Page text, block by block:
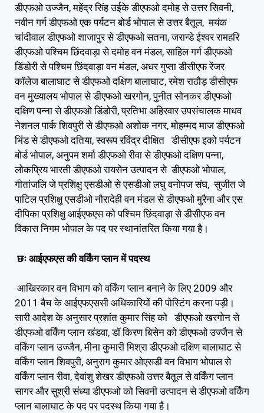
डीएफओ उज्जैन, महेंद्र सिंह उईके डीएफओ दमोह से उत्तर सिवनी,
नवीन गर्ग डीएफओ एक पर्यटन बोर्ड भोपाल से उत्तर बैतूल, मयंक
चांदीवाल डीएफओ शाजापुर से डीएफओ सतना, जरान्डे ईश्वर रामहरि
डीएफओ पश्चिम छिंदवाड़ा से दमोह वन मंडल, साहिल गर्ग डीएफओ
डिंडोरी से पश्चिम छिंदवाड़ा वन मंडल, अधर गुप्ता डीसीएफ रेंजर
कॉलेज बालाघाट से डीएफओ दक्षिण बालाघाट, रमेश राठौड़ डीसीएफ
वन मुख्यालय भोपाल से डीएफओ खरगोन, पुनीत सोनकर डीएफओ
दक्षिण पन्ना से डीएफओ डिंडोरी, प्रतिभा अहिरवार उपसंचालक माधव
नेशनल पार्क शिवपुरी से डीएफओ अशोक नगर, मोहम्मद माज डीएफओ
भिंड से डीएफओ दतिया, स्वरूप रविंद्र दीक्षित डीसीएफ इको पर्यटन
बोर्ड भोपाल, अनुपम शर्मा डीएफओ रीवा से डीएफओ दक्षिण पन्ना,
लोकप्रिय भारती डीएफओ रायसेन उत्पादन से डीएफओ भोपाल,
गीतांजलि जे प्रशिक्षु एसडीओ से एसडीओ लघु वनोपज संघ, सुजीत जे
पाटिल प्रशिक्षु एसडीओ नौरादेही वन मंडल से डीएफओ मुरैना और एस
दीपिका प्रशिक्षु आईएफएस को पश्चिम छिंदवाड़ा से डीसीएफ वन
विकास निगम भोपाल के पद पर स्थानांतरित किया गया है।
छः आईएफएस की वर्किंग प्लान में पदस्थ
आखिरकार वन विभाग को वर्किंग प्लान बनाने के लिए 2009 और
2011 बैच के आईएफएससी अधिकारियों की पोस्टिंग करना पड़ी।
सारी आदेश के अनुसार प्रशांत कुमार सिंह को डीएफओ खरगोन से
डीएफओ वर्किंग प्लान खंडवा, डॉ किरण बिसेन को डीएफओ उज्जैन से
वर्किंग प्लान उज्जैन, मीना कुमारी मिश्रा डीएफओ दक्षिण बालाघाट से
वर्किंग प्लान शिवपुरी, अनुराग कुमार ओएसडी वन विभाग भोपाल से
वर्किंग प्लान रीवा, देवांशु शेखर डीएफओ उत्तर बैतूल से वर्किंग प्लान
सागर और सुश्री संध्या डीएफओ को सिवनी उत्पादन से डीएफओ वर्किंग
प्लान बालाघाट के पद पर पदस्थ किया गया है।